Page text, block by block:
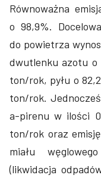
Równoważna
o 98,9%.
do powietrza
dwutlenku azotu o
ton/rok, pyłu o
ton/rok.
a-pirenu w ilości
ton/rok oraz
miału
(likwidacja